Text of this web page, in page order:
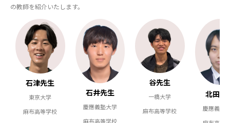
の教師を紹介いたします。
石津先生
東京大学
麻布高等学校
石井先生
慶應義塾大学
麻布高等学校
谷先生
一橋大学
麻布高等学校
北田先
慶應義塾